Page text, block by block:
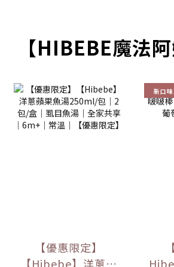
【HIBEBE魔法阿
【優惠限定】
【Hibebe】洋蔥蘋
新口